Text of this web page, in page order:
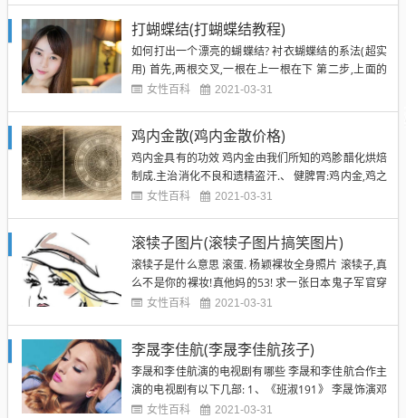
裸妆在精神面貌上会让人觉得很舒服.是别...
打蝴蝶结(打蝴蝶结教程)
如何打出一个漂亮的蝴蝶结? 衬衣蝴蝶结的系法(超实
用) 首先,两根交叉,一根在上一根在下 第二步,上面的
带从下面底部绕过,下面的带不要动哦,注意上下的关
结的左边. 第五步,同样的将下面的带子折叠成...
女性百科 2021-03-31
鸡内金散(鸡内金散价格)
鸡内金具有的功效 鸡内金由我们所知的鸡胗醋化烘焙
制成.主治消化不良和遗精盗汗.、 健脾胃:鸡内金,鸡之
脾胃也.中有瓷石、铜、铁皆能消化,其善化瘀积可知.
利水之功效 用于治疗湿热内蕴之结石. 小儿有积食...
女性百科 2021-03-31
滚犊子图片(滚犊子图片搞笑图片)
滚犊子是什么意思 滚蛋. 杨颖裸妆全身照片 滚犊子,真
么不是你的裸妆!真他妈的53! 求一张日本鬼子军官穿
军装拔刀大喊的图片. 我有,就是不给,看你就知道是汉
女性百科 2021-03-31
李晟李佳航(李晟李佳航孩子)
李晟和李佳航演的电视剧有哪些 李晟和李佳航合作主
演的电视剧有以下几部: 1、《班淑191》 李晟饰演邓
绥(邓太后) 李佳航饰演邓骘 2、《我家有喜》 李晟客
女性百科 2021-03-31